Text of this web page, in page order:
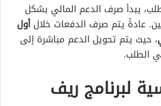
يبدأ صرف الدعم المالي بشكل
عادةً يتم صرف الدفعات خلال أول
، حيث يتم تحويل الدعم مباشرة إلى
الطلب.
لبرنامج ريف